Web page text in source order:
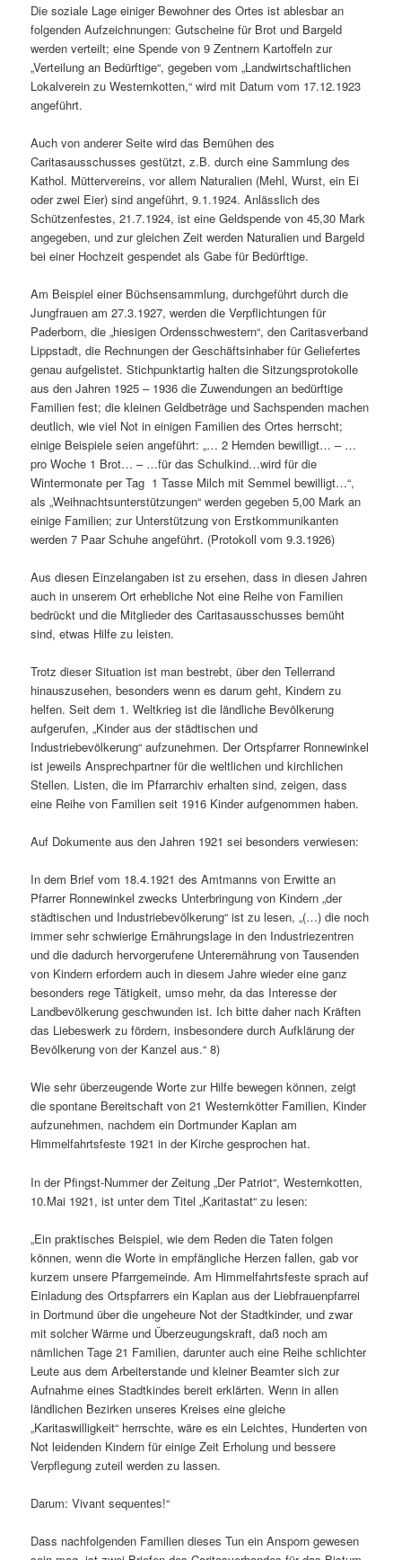
Die soziale Lage einiger Bewohner des Ortes ist ablesbar an
folgenden Aufzeichnungen: Gutscheine für Brot und Bargeld
werden verteilt; eine Spende von 9 Zentnern Kartoffeln zur
„Verteilung an Bedürftige“, gegeben vom „Landwirtschaftlichen
Lokalverein zu Westernkotten,“ wird mit Datum vom 17.12.1923
angeführt.
Auch von anderer Seite wird das Bemühen des
Caritasausschusses gestützt, z.B. durch eine Sammlung des
Kathol. Müttervereins, vor allem Naturalien (Mehl, Wurst, ein Ei
oder zwei Eier) sind angeführt, 9.1.1924. Anlässlich des
Schützenfestes, 21.7.1924, ist eine Geldspende von 45,30 Mark
angegeben, und zur gleichen Zeit werden Naturalien und Bargeld
bei einer Hochzeit gespendet als Gabe für Bedürftige.
Am Beispiel einer Büchsensammlung, durchgeführt durch die
Jungfrauen am 27.3.1927, werden die Verpflichtungen für
Paderborn, die „hiesigen Ordensschwestern“, den Caritasverband
Lippstadt, die Rechnungen der Geschäftsinhaber für Geliefertes
genau aufgelistet. Stichpunktartig halten die Sitzungsprotokolle
aus den Jahren 1925 – 1936 die Zuwendungen an bedürftige
Familien fest; die kleinen Geldbeträge und Sachspenden machen
deutlich, wie viel Not in einigen Familien des Ortes herrscht;
einige Beispiele seien angeführt: „… 2 Hemden bewilligt… – …
pro Woche 1 Brot… – …für das Schulkind…wird für die
Wintermonate per Tag 1 Tasse Milch mit Semmel bewilligt…“,
als „Weihnachtsunterstützungen“ werden gegeben 5,00 Mark an
einige Familien; zur Unterstützung von Erstkommunikanten
werden 7 Paar Schuhe angeführt. (Protokoll vom 9.3.1926)
Aus diesen Einzelangaben ist zu ersehen, dass in diesen Jahren
auch in unserem Ort erhebliche Not eine Reihe von Familien
bedrückt und die Mitglieder des Caritasausschusses bemüht
sind, etwas Hilfe zu leisten.
Trotz dieser Situation ist man bestrebt, über den Tellerrand
hinauszusehen, besonders wenn es darum geht, Kindern zu
helfen. Seit dem 1. Weltkrieg ist die ländliche Bevölkerung
aufgerufen, „Kinder aus der städtischen und
Industriebevölkerung“ aufzunehmen. Der Ortspfarrer Ronnewinkel
ist jeweils Ansprechpartner für die weltlichen und kirchlichen
Stellen. Listen, die im Pfarrarchiv erhalten sind, zeigen, dass
eine Reihe von Familien seit 1916 Kinder aufgenommen haben.
Auf Dokumente aus den Jahren 1921 sei besonders verwiesen:
In dem Brief vom 18.4.1921 des Amtmanns von Erwitte an
Pfarrer Ronnewinkel zwecks Unterbringung von Kindern „der
städtischen und Industriebevölkerung“ ist zu lesen, „(…) die noch
immer sehr schwierige Ernährungslage in den Industriezentren
und die dadurch hervorgerufene Unterernährung von Tausenden
von Kindern erfordern auch in diesem Jahre wieder eine ganz
besonders rege Tätigkeit, umso mehr, da das Interesse der
Landbevölkerung geschwunden ist. Ich bitte daher nach Kräften
das Liebeswerk zu fördern, insbesondere durch Aufklärung der
Bevölkerung von der Kanzel aus.“ 8)
Wie sehr überzeugende Worte zur Hilfe bewegen können, zeigt
die spontane Bereitschaft von 21 Westernkötter Familien, Kinder
aufzunehmen, nachdem ein Dortmunder Kaplan am
Himmelfahrtsfeste 1921 in der Kirche gesprochen hat.
In der Pfingst-Nummer der Zeitung „Der Patriot“, Westernkotten,
10.Mai 1921, ist unter dem Titel „Karitastat“ zu lesen:
„Ein praktisches Beispiel, wie dem Reden die Taten folgen
können, wenn die Worte in empfängliche Herzen fallen, gab vor
kurzem unsere Pfarrgemeinde. Am Himmelfahrtsfeste sprach auf
Einladung des Ortspfarrers ein Kaplan aus der Liebfrauenpfarrei
in Dortmund über die ungeheure Not der Stadtkinder, und zwar
mit solcher Wärme und Überzeugungskraft, daß noch am
nämlichen Tage 21 Familien, darunter auch eine Reihe schlichter
Leute aus dem Arbeiterstande und kleiner Beamter sich zur
Aufnahme eines Stadtkindes bereit erklärten. Wenn in allen
ländlichen Bezirken unseres Kreises eine gleiche
„Karitaswilligkeit“ herrschte, wäre es ein Leichtes, Hunderten von
Not leidenden Kindern für einige Zeit Erholung und bessere
Verpflegung zuteil werden zu lassen.
Darum: Vivant sequentes!“
Dass nachfolgenden Familien dieses Tun ein Ansporn gewesen